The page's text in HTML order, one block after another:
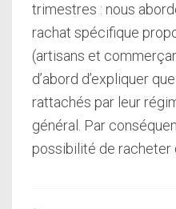
trimestres : nous
rachat spécifique
(artisans et
d’abord d’expliquer
rattachés par leur
général. Par
possibilité de